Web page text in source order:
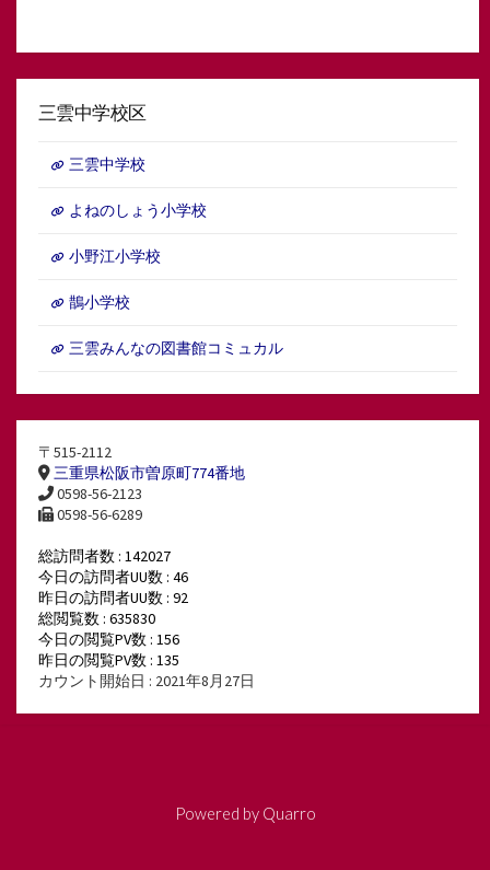
三雲中学校区
三雲中学校
よねのしょう小学校
小野江小学校
鵲小学校
三雲みんなの図書館コミュカル
〒515-2112
三重県松阪市曽原町774番地
0598-56-2123
0598-56-6289
総訪問者数 : 142027
今日の訪問者UU数 : 46
昨日の訪問者UU数 : 92
総閲覧数 : 635830
今日の閲覧PV数 : 156
昨日の閲覧PV数 : 135
カウント開始日 : 2021年8月27日
Powered by Quarro